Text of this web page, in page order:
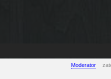
Moderator